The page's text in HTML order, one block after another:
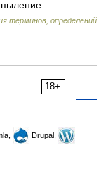
терминов, определений
18+
Drupal,